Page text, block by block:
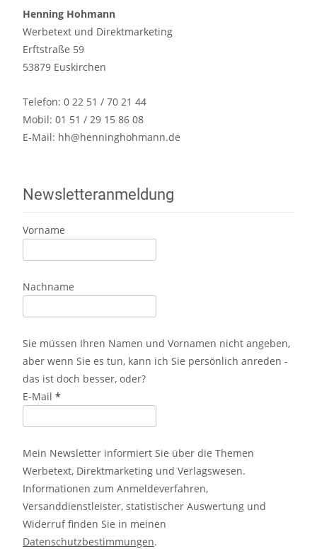
Henning Hohmann
Werbetext und Direktmarketing
Erftstraße 59
53879 Euskirchen
Telefon: 0 22 51 / 70 21 44
Mobil: 01 51 / 29 15 86 08
E-Mail: hh@henninghohmann.de
Newsletteranmeldung
Vorname
Nachname
Sie müssen Ihren Namen und Vornamen nicht angeben,
aber wenn Sie es tun, kann ich Sie persönlich anreden -
das ist doch besser, oder?
E-Mail *
Mein Newsletter informiert Sie über die Themen
Werbetext, Direktmarketing und Verlagswesen.
Informationen zum Anmeldeverfahren,
Versanddienstleister, statistischer Auswertung und
Widerruf finden Sie in meinen
Datenschutzbestimmungen.